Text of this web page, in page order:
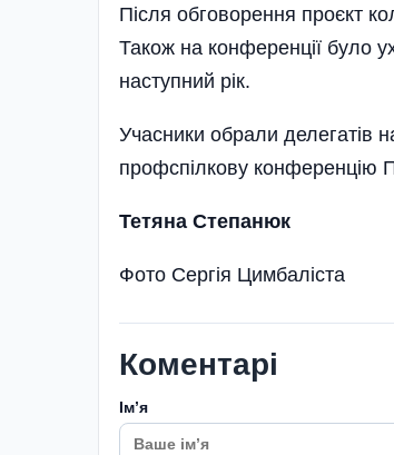
Після обговорення проєкт
Також на конференції було
наступний рік.
Учасники обрали делегатів
профспілкову конференцію
Тетяна Степанюк
Фото Сергія Цимбаліста
Коментарі
Імʼя